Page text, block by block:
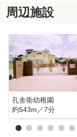
周辺施設
孔舎衛幼稚園
約543m／7分